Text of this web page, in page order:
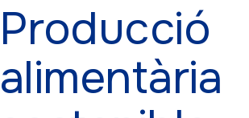
Producció
alimentària